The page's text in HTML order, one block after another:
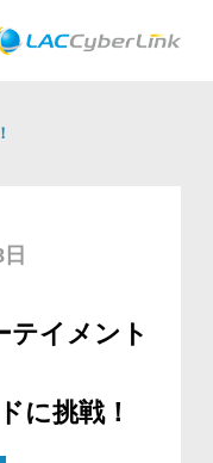
テイメント
に挑戦！